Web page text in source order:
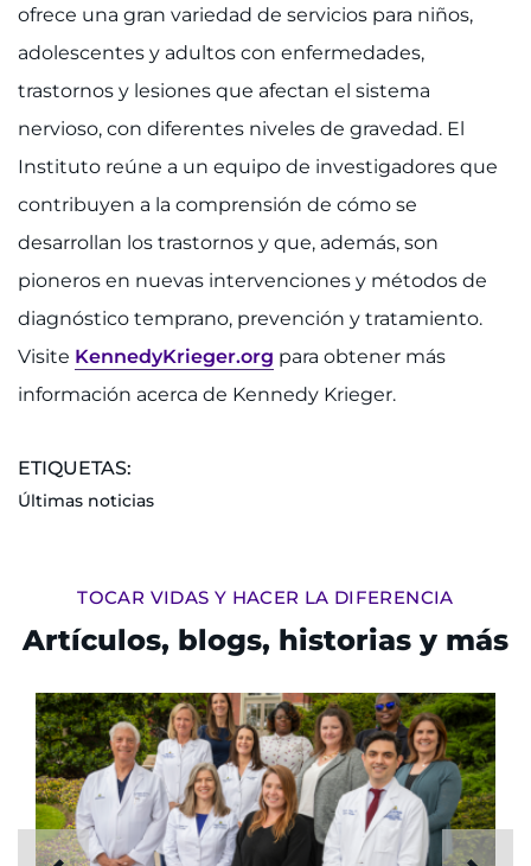
ofrece una gran variedad de servicios para niños,
adolescentes y adultos con enfermedades,
trastornos y lesiones que afectan el sistema
nervioso, con diferentes niveles de gravedad. El
Instituto reúne a un equipo de investigadores que
contribuyen a la comprensión de cómo se
desarrollan los trastornos y que, además, son
pioneros en nuevas intervenciones y métodos de
diagnóstico temprano, prevención y tratamiento.
Visite KennedyKrieger.org para obtener más
información acerca de Kennedy Krieger.
ETIQUETAS:
Últimas noticias
TOCAR VIDAS Y HACER LA DIFERENCIA
Artículos, blogs, historias y más